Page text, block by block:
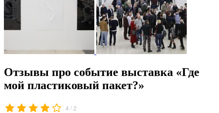
Отзывы про событие выставка «Где
мой пластиковый пакет?»
4 /2